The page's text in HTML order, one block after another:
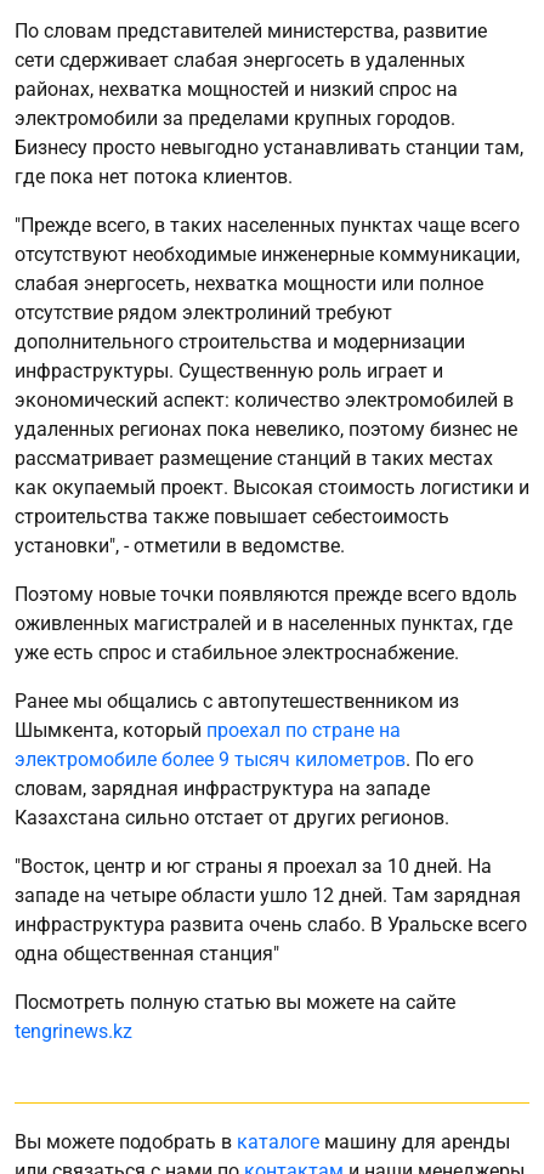
По словам представителей министерства, развитие
сети сдерживает слабая энергосеть в удаленных
районах, нехватка мощностей и низкий спрос на
электромобили за пределами крупных городов.
Бизнесу просто невыгодно устанавливать станции там,
где пока нет потока клиентов.
"Прежде всего, в таких населенных пунктах чаще всего
отсутствуют необходимые инженерные коммуникации,
слабая энергосеть, нехватка мощности или полное
отсутствие рядом электролиний требуют
дополнительного строительства и модернизации
инфраструктуры. Существенную роль играет и
экономический аспект: количество электромобилей в
удаленных регионах пока невелико, поэтому бизнес не
рассматривает размещение станций в таких местах
как окупаемый проект. Высокая стоимость логистики и
строительства также повышает себестоимость
установки", - отметили в ведомстве.
Поэтому новые точки появляются прежде всего вдоль
оживленных магистралей и в населенных пунктах, где
уже есть спрос и стабильное электроснабжение.
Ранее мы общались с автопутешественником из
Шымкента, который проехал по стране на
электромобиле более 9 тысяч километров. По его
словам, зарядная инфраструктура на западе
Казахстана сильно отстает от других регионов.
"Восток, центр и юг страны я проехал за 10 дней. На
западе на четыре области ушло 12 дней. Там зарядная
инфраструктура развита очень слабо. В Уральске всего
одна общественная станция"
Посмотреть полную статью вы можете на сайте
tengrinews.kz
Вы можете подобрать в каталоге машину для аренды